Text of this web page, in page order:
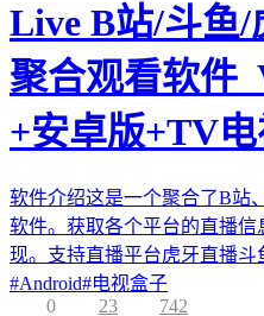
Live B站/斗鱼
聚合观看软件
+安卓版+TV
软件介绍这是一个聚合了B站
软件。获取各个平台的直播
现。支持直播平台虎牙直播斗
#Android#电视盒子
0
23 742